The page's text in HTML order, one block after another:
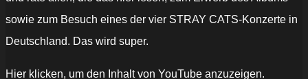
sowie zum Besuch eines der vier STRAY CATS-Konzerte in
Deutschland. Das wird super.
„Stray
Hier klicken, um den Inhalt von YouTube anzuzeigen.